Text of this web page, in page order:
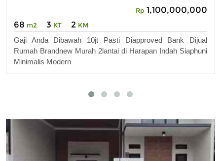
Rp 1,100,000,000
68 m2 3 KT 2 KM
Gaji Anda Dibawah 10jt Pasti Diapproved Bank Dijual
Rumah Brandnew Murah 2lantai di Harapan Indah Siaphuni
Minimalis Modern